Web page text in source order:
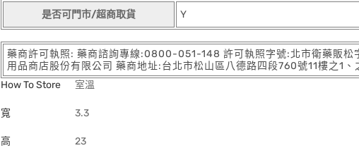
是否可門市/超商取貨 Y
藥商許可執照: 藥商諮詢專線:0800-051-148 許可執照字號:北市衛藥販松
用品商店股份有限公司 藥商地址:台北市松山區八德路四段760號11樓之1
How To Store
室溫
寬 3.3
高 23